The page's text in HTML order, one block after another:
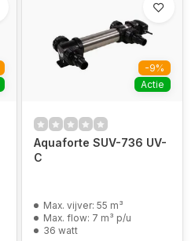
-9%
Actie
Aquaforte SUV-736 UV-
C
Max. vijver: 55 m³
Max. flow: 7 m³ p/u
36 watt